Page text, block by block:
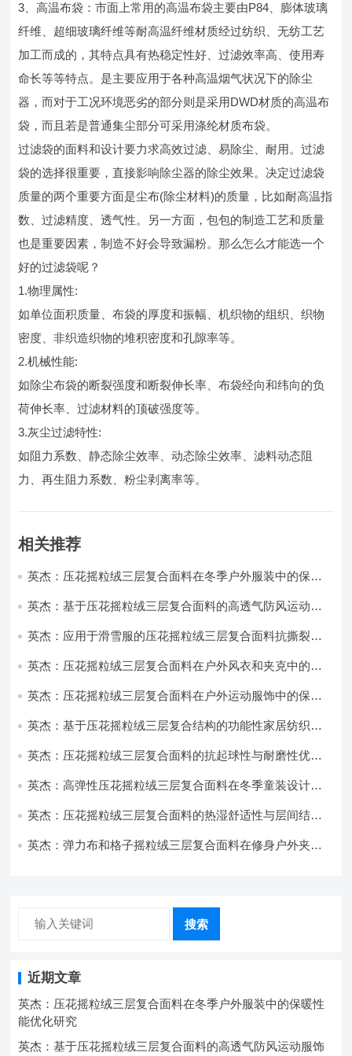
3、高温布袋：市面上常用的高温布袋主要由P84、膨体玻璃
纤维、超细玻璃纤维等耐高温纤维材质经过纺织、无纺工艺
加工而成的，其特点具有热稳定性好、过滤效率高、使用寿
命长等等特点。是主要应用于各种高温烟气状况下的除尘
器，而对于工况环境恶劣的部分则是采用DWD材质的高温布
袋，而且若是普通集尘部分可采用涤纶材质布袋。
过滤袋的面料和设计要力求高效过滤、易除尘、耐用。过滤
袋的选择很重要，直接影响除尘器的除尘效果。决定过滤袋
质量的两个重要方面是尘布(除尘材料)的质量，比如耐高温指
数、过滤精度、透气性。另一方面，包包的制造工艺和质量
也是重要因素，制造不好会导致漏粉。那么怎么才能选一个
好的过滤袋呢？
1.物理属性:
如单位面积质量、布袋的厚度和振幅、机织物的组织、织物
密度、非织造织物的堆积密度和孔隙率等。
2.机械性能:
如除尘布袋的断裂强度和断裂伸长率、布袋经向和纬向的负
荷伸长率、过滤材料的顶破强度等。
3.灰尘过滤特性:
如阻力系数、静态除尘效率、动态除尘效率、滤料动态阻
力、再生阻力系数、粉尘剥离率等。
相关推荐
英杰：压花摇粒绒三层复合面料在冬季户外服装中的保暖
英杰：基于压花摇粒绒三层复合面料的高透气防风运动服
英杰：应用于滑雪服的压花摇粒绒三层复合面料抗撕裂与
英杰：压花摇粒绒三层复合面料在户外风衣和夹克中的应
英杰：压花摇粒绒三层复合面料在户外运动服饰中的保暖
英杰：基于压花摇粒绒三层复合结构的功能性家居纺织品
英杰：压花摇粒绒三层复合面料的抗起球性与耐磨性优化
英杰：高弹性压花摇粒绒三层复合面料在冬季童装设计中
英杰：压花摇粒绒三层复合面料的热湿舒适性与层间结合
英杰：弹力布和格子摇粒绒三层复合面料在修身户外夹克
搜索
近期文章
英杰：压花摇粒绒三层复合面料在冬季户外服装中的保暖性
能优化研究
英杰：基于压花摇粒绒三层复合面料的高透气防风运动服饰